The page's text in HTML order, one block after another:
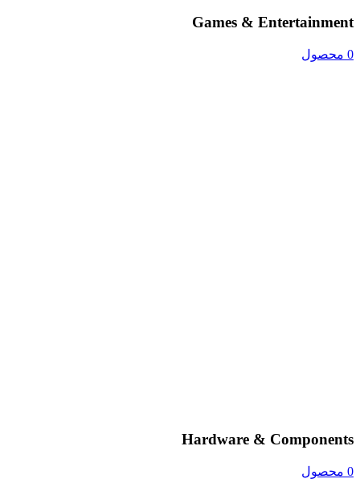
Games & Entertainment
0 محصول
Hardware & Components
0 محصول